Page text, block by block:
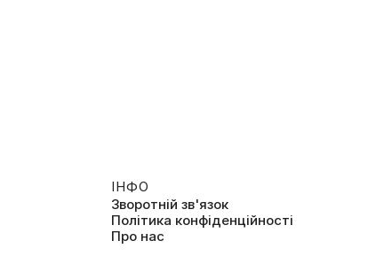
ІНФО
Зворотній зв'язок
Політика конфіденційності
Про нас